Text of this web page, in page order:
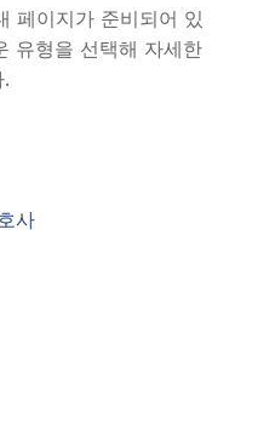
페이지가 준비되어 있
유형을 선택해 자세한
사